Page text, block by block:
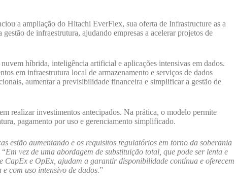
a ampliação do Hitachi EverFlex, sua oferta de Infrastructure as a
de infraestrutura, ajudando empresas a acelerar projetos de
híbrida, inteligência artificial e aplicações intensivas em dados.
em infraestrutura local de armazenamento e serviços de dados
aumentar a previsibilidade financeira e simplificar a gestão de
realizar investimentos antecipados. Na prática, o modelo permite
pagamento por uso e gerenciamento simplificado.
estão aumentando e os requisitos regulatórios em torno da soberania
“Em vez de uma abordagem de substituição total, que pode ser lenta e
CapEx e OpEx, ajudam a garantir disponibilidade contínua e oferecem
com uso intensivo de dados.”